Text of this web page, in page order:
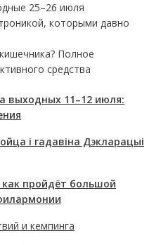
25–26 июля
которыми давно
Полное
средства
выходных 11–12 июля:
і гадавіна Дэкларацыі
пройдёт большой
и кемпинга